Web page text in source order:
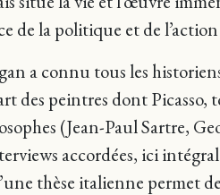
de la politique et de
a connu tous les
des peintres dont
(Jean-Paul Sartre,
accordées, ici
thèse italienne permet